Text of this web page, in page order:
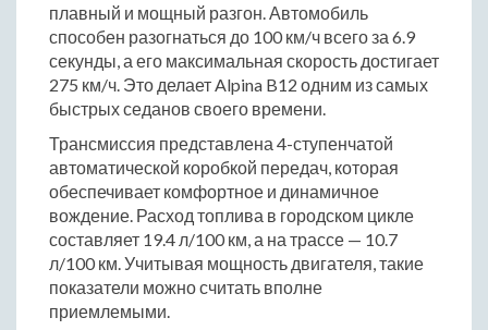
плавный и мощный разгон. Автомобиль
способен разогнаться до 100 км/ч всего за 6.9
секунды, а его максимальная скорость достигает
275 км/ч. Это делает Alpina B12 одним из самых
быстрых седанов своего времени.
Трансмиссия представлена 4-ступенчатой
автоматической коробкой передач, которая
обеспечивает комфортное и динамичное
вождение. Расход топлива в городском цикле
составляет 19.4 л/100 км, а на трассе — 10.7
л/100 км. Учитывая мощность двигателя, такие
показатели можно считать вполне
приемлемыми.